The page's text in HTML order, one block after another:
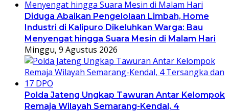
Diduga Abaikan Pengelolaan Limbah, Home
Industri di Kalipuro Dikeluhkan Warga: Bau
Menyengat hingga Suara Mesin di Malam Hari
Minggu, 9 Agustus 2026
Polda Jateng Ungkap Tawuran Antar Kelompok
Remaja Wilayah Semarang-Kendal, 4